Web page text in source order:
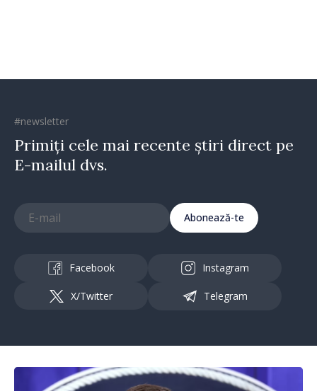
#newsletter
Primiți cele mai recente știri direct pe
E-mailul dvs.
Abonează-te
Facebook Instagram
X/Twitter Telegram